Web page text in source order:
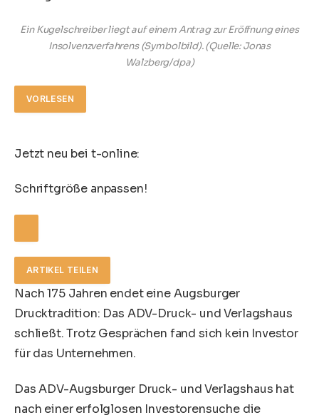
Ein Kugelschreiber liegt auf einem Antrag zur Eröffnung eines
Insolvenzverfahrens (Symbolbild).(Quelle: Jonas
Walzberg/dpa)
VORLESEN
Jetzt neu bei t-online:
Schriftgröße anpassen!
ARTIKEL TEILEN
Nach 175 Jahren endet eine Augsburger
Drucktradition: Das ADV-Druck- und Verlagshaus
schließt. Trotz Gesprächen fand sich kein Investor
für das Unternehmen.
Das ADV-Augsburger Druck- und Verlagshaus hat
nach einer erfolglosen Investorensuche die